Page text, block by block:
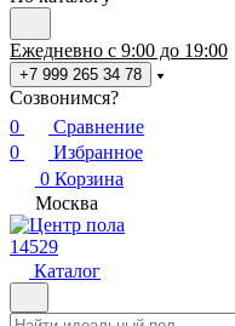
Ежедневно с 9:00 до 19:00
+7 999 265 34 78
Созвонимся?
0
Сравнение
0
Избранное
0 Корзина
Москва
14529
Каталог